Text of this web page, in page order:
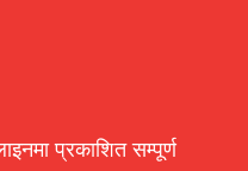
प्रकाशित सम्पूर्ण